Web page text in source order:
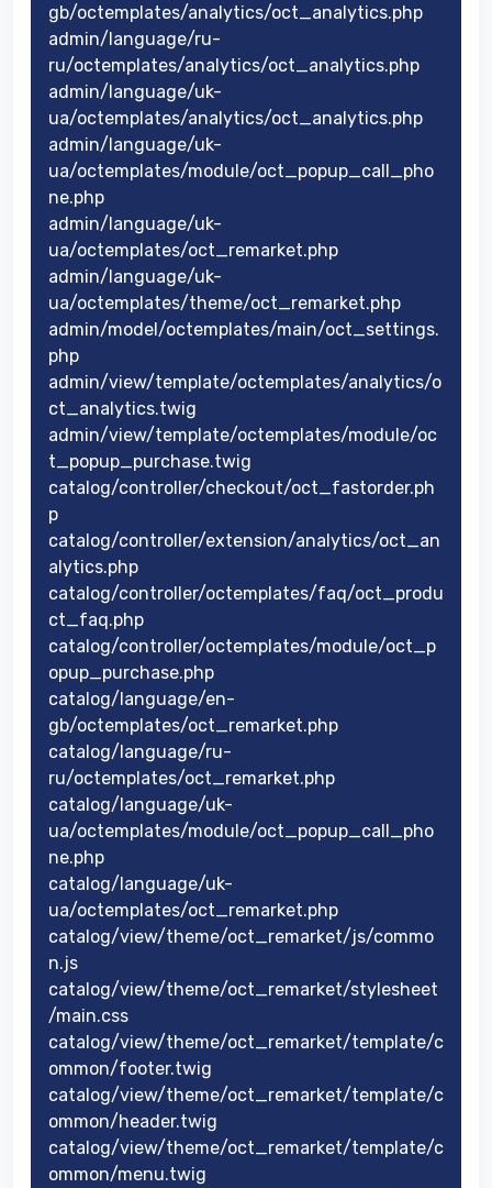
gb/octemplates/analytics/oct_analytics.php
admin/language/ru-
ru/octemplates/analytics/oct_analytics.php
admin/language/uk-
ua/octemplates/analytics/oct_analytics.php
admin/language/uk-
ua/octemplates/module/oct_popup_call_pho
ne.php
admin/language/uk-
ua/octemplates/oct_remarket.php
admin/language/uk-
ua/octemplates/theme/oct_remarket.php
admin/model/octemplates/main/oct_settings.
php
admin/view/template/octemplates/analytics/o
ct_analytics.twig
admin/view/template/octemplates/module/oc
t_popup_purchase.twig
catalog/controller/checkout/oct_fastorder.ph
p
catalog/controller/extension/analytics/oct_an
alytics.php
catalog/controller/octemplates/faq/oct_produ
ct_faq.php
catalog/controller/octemplates/module/oct_p
opup_purchase.php
catalog/language/en-
gb/octemplates/oct_remarket.php
catalog/language/ru-
ru/octemplates/oct_remarket.php
catalog/language/uk-
ua/octemplates/module/oct_popup_call_pho
ne.php
catalog/language/uk-
ua/octemplates/oct_remarket.php
catalog/view/theme/oct_remarket/js/commo
n.js
catalog/view/theme/oct_remarket/stylesheet
/main.css
catalog/view/theme/oct_remarket/template/c
ommon/footer.twig
catalog/view/theme/oct_remarket/template/c
ommon/header.twig
catalog/view/theme/oct_remarket/template/c
ommon/menu.twig